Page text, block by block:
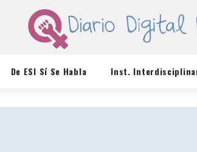
De ESI Sí Se Habla Inst.